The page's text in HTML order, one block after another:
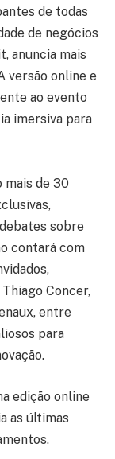
de todas
de negócios
anuncia mais
versão online e
ao evento
imersiva para
mais de 30
sobre
contará com
Concer,
entre
para
edição online
as últimas